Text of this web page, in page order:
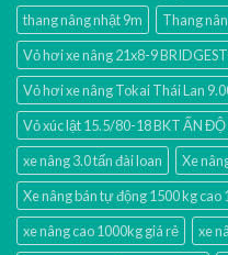
thang nâng nhật 9m
Thang
Vỏ hơi xe nâng 21x8-9
Vỏ hơi xe nâng Tokai Thái Lan
Vỏ xúc lật 15.5/80-18 BKT ẤN ĐỘ
xe nâng 3.0 tấn đài loan
Xe
Xe nâng bán tự động 1500 kg cao
xe nâng cao 1000kg giá rẻ
xe